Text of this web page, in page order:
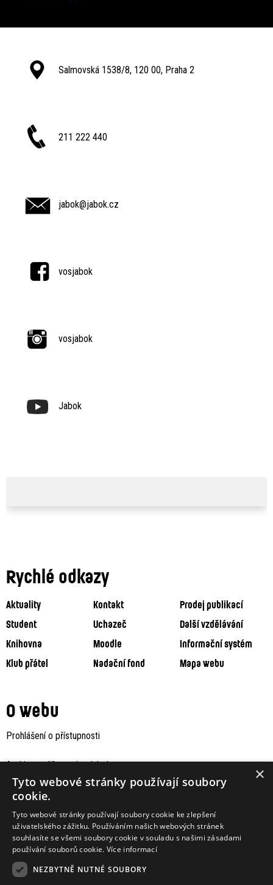
Salmovská 1538/8, 120 00, Praha 2
211 222 440
jabok@jabok.cz
vosjabok
vosjabok
Jabok
Rychlé odkazy
Aktuality Kontakt
Prodej publikací
Student
Uchazeč
Další vzdělávání
Knihovna
Moodle
Informační systém
Klub přátel
Nadační fond Mapa webu
O webu
Prohlášení o přístupnosti
Archiv staršího webu Jaboku ×
Tyto webové stránky používají soubory
cookie.
Tyto webové stránky používají soubory cookie ke zlepšení
uživatelského zážitku. Používáním našich webových stránek
souhlasíte se všemi soubory cookie v souladu s našimi zásadami
používání souborů cookie. Více informací
NEZBYTNĚ NUTNÉ SOUBORY